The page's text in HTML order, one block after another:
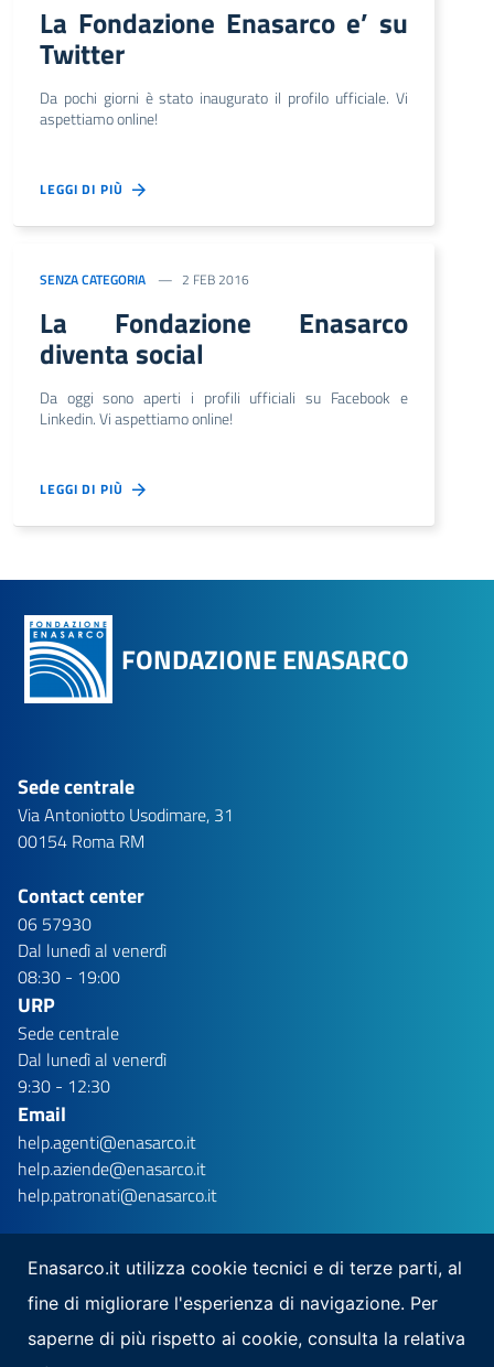
La Fondazione Enasarco e’ su
Twitter
Da pochi giorni è stato inaugurato il profilo ufficiale. Vi
aspettiamo online!
LEGGI DI PIÙ
SENZA CATEGORIA 2 FEB 2016
La Fondazione Enasarco
diventa social
Da oggi sono aperti i profili ufficiali su Facebook e
Linkedin. Vi aspettiamo online!
LEGGI DI PIÙ
FONDAZIONE ENASARCO
Sede centrale
Via Antoniotto Usodimare, 31
00154 Roma RM
Contact center
06 57930
Dal lunedì al venerdì
08:30 - 19:00
URP
Sede centrale
Dal lunedì al venerdì
9:30 - 12:30
Email
help.agenti@enasarco.it
help.aziende@enasarco.it
help.patronati@enasarco.it
Scarica la nostra app per mobile
Enasarco.it utilizza cookie tecnici e di terze parti, al
fine di migliorare l'esperienza di navigazione. Per
saperne di più rispetto ai cookie, consulta la relativa